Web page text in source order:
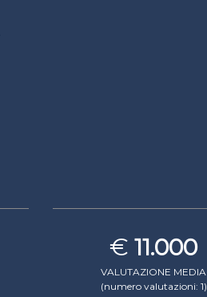
€ 11.000
VALUTAZIONE MEDIA
(numero valutazioni: 1)